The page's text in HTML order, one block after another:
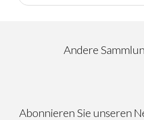
AndereAinsa
Abonnieren Sie unseren